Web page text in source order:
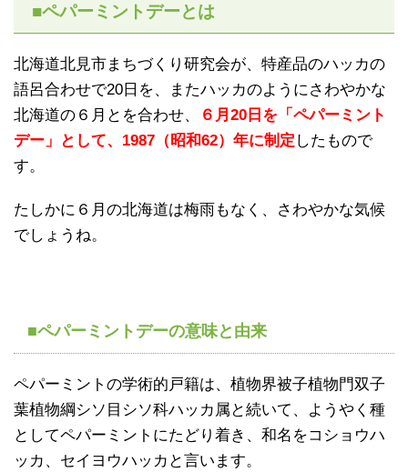
■ペパーミントデーとは
北海道北見市まちづくり研究会が、特産品のハッカの
語呂合わせで20日を、またハッカのようにさわやかな
北海道の６月とを合わせ、
６月20日を「ペパーミント
デー」として、1987（昭和62）年に制定 したもので
す。
たしかに６月の北海道は梅雨もなく、さわやかな気候
でしょうね。
■ペパーミントデーの意味と由来
ペパーミントの学術的戸籍は、植物界被子植物門双子
葉植物綱シソ目シソ科ハッカ属と続いて、ようやく種
としてペパーミントにたどり着き、和名をコショウハ
ッカ、セイヨウハッカと言います。